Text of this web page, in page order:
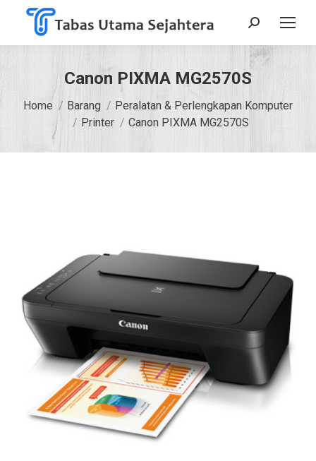
Search:
Canon PIXMA MG2570S
You are here:
Home Barang
Peralatan & Perlengkapan Komputer
Printer
Canon PIXMA MG2570S